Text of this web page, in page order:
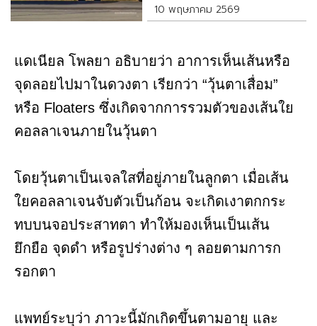
10 พฤษภาคม 2569
แดเนียล โพลยา อธิบายว่า อาการเห็นเส้นหรือ
จุดลอยไปมาในดวงตา เรียกว่า “วุ้นตาเสื่อม”
หรือ Floaters ซึ่งเกิดจากการรวมตัวของเส้นใย
คอลลาเจนภายในวุ้นตา
โดยวุ้นตาเป็นเจลใสที่อยู่ภายในลูกตา เมื่อเส้น
ใยคอลลาเจนจับตัวเป็นก้อน จะเกิดเงาตกกระ
ทบบนจอประสาทตา ทำให้มองเห็นเป็นเส้น
ยึกยือ จุดดำ หรือรูปร่างต่าง ๆ ลอยตามการก
รอกตา
แพทย์ระบุว่า ภาวะนี้มักเกิดขึ้นตามอายุ และ